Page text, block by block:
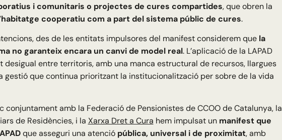
i comunitaris o projectes de cures compartides, que obren la
cooperatiu com a part del sistema públic de cures.
des de les entitats impulsores del manifest considerem que la
no garanteix encara un canvi de model real. L’aplicació de la LAPAD
desigual entre territoris, amb una manca estructural de recursos, llargues
gestió que continua prioritzant la institucionalització per sobre de la vida
conjuntament amb la Federació de Pensionistes de CCOO de Catalunya, la
de Residències, i la Xarxa Dret a Cura hem impulsat un manifest que
que asseguri una atenció pública, universal i de proximitat, amb